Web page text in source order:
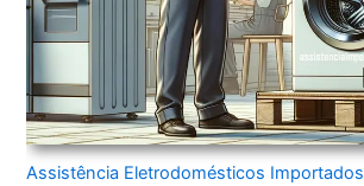
Assistência Eletrodomésticos Importados